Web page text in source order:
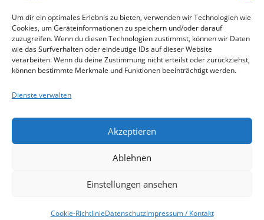
Um dir ein optimales Erlebnis zu bieten, verwenden wir Technologien wie
Cookies, um Geräteinformationen zu speichern und/oder darauf
zuzugreifen. Wenn du diesen Technologien zustimmst, können wir Daten
wie das Surfverhalten oder eindeutige IDs auf dieser Website
verarbeiten. Wenn du deine Zustimmung nicht erteilst oder zurückziehst,
können bestimmte Merkmale und Funktionen beeinträchtigt werden.
Dienste verwalten
Akzeptieren
Ablehnen
Einstellungen ansehen
Cookie-RichtlinieDatenschutzImpressum / Kontakt
Copyright © 2023 Laserzentrum Lindau | webdesign by